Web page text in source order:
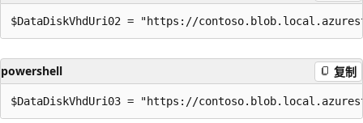
powershell 复制